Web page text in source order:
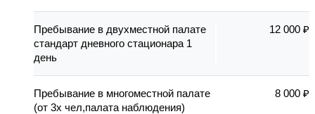
Пребывание в двухместной палате
стандарт дневного стационара 1
день
12 000 ₽
Пребывание в многоместной палате
(от 3х чел,палата наблюдения)
8 000 ₽